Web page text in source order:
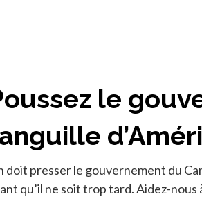
le
doit presser le gouvernement du
qu’il ne soit trop tard. Aidez-